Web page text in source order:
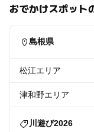
おでかけスポット
島根県
松江エリア
津和野エリア
川遊び2026